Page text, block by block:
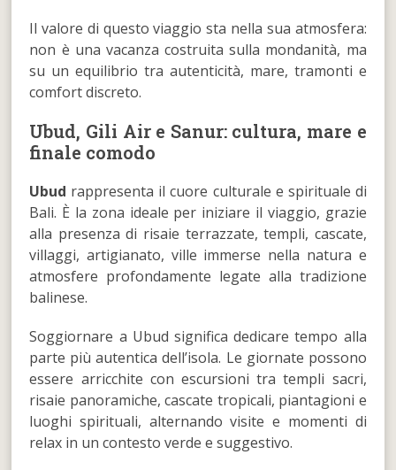
Il valore di questo viaggio sta nella sua atmosfera:
non è una vacanza costruita sulla mondanità, ma
su un equilibrio tra autenticità, mare, tramonti e
comfort discreto.
Ubud, Gili Air e Sanur: cultura, mare e
finale comodo
Ubud rappresenta il cuore culturale e spirituale di
Bali. È la zona ideale per iniziare il viaggio, grazie
alla presenza di risaie terrazzate, templi, cascate,
villaggi, artigianato, ville immerse nella natura e
atmosfere profondamente legate alla tradizione
balinese.
Soggiornare a Ubud significa dedicare tempo alla
parte più autentica dell’isola. Le giornate possono
essere arricchite con escursioni tra templi sacri,
risaie panoramiche, cascate tropicali, piantagioni e
luoghi spirituali, alternando visite e momenti di
relax in un contesto verde e suggestivo.